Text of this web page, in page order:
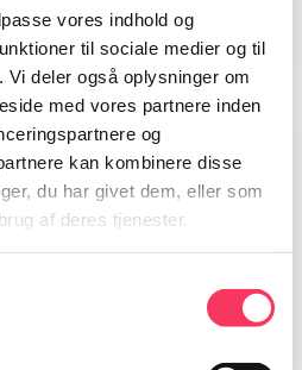
vores indhold og
til sociale medier og til
deler også oplysninger om
med vores partnere inden
og
kan kombinere disse
du har givet dem, eller som
af deres tjenester.
Hula Hula logo, Sort
100,00